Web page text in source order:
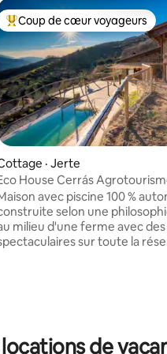
de 5 sur 5, 28
Coup de cœur voyageurs
Coup de cœur voyageurs
· Jerte
House Cerrás
avec piscine 100 %
selon une
milieu d'une ferme avec
sur toute la
qui borde la ferme. Le chant des
de